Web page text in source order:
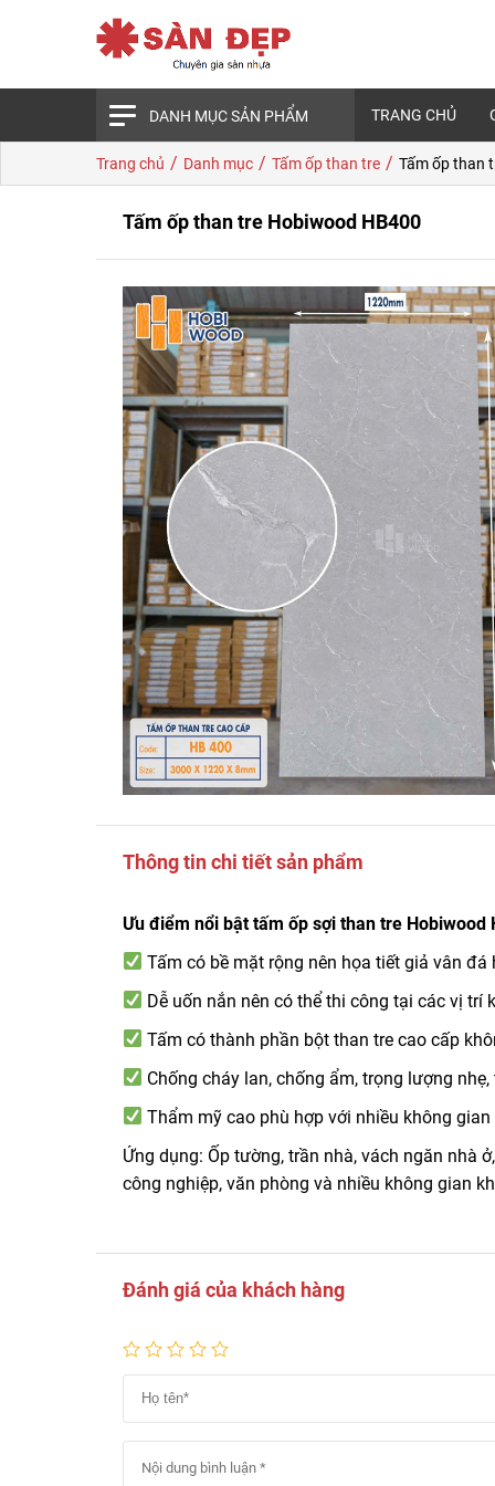
DANH MỤC SẢN PHẨM TRANG CHỦ
Trang chủ / Danh mục / Tấm ốp than tre / Tấm ốp than
Tấm ốp than tre Hobiwood HB400
Thông tin chi tiết sản phẩm
Ưu điểm nổi bật tấm ốp sợi than tre Hobiwood
Tấm có bề mặt rộng nên họa tiết giả vân đá
Dễ uốn nắn nên có thể thi công tại các vị trí
Tấm có thành phần bột than tre cao cấp
Chống cháy lan, chống ẩm, trọng lượng
Thẩm mỹ cao phù hợp với nhiều không gian
Ứng dụng: Ốp tường, trần nhà, vách ngăn nhà
công nghiệp, văn phòng và nhiều không gian
Đánh giá của khách hàng